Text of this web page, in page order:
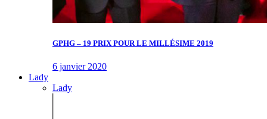
GPHG – 19 PRIX POUR LE MILLÉSIME 2019
6 janvier 2020
Lady
Lady